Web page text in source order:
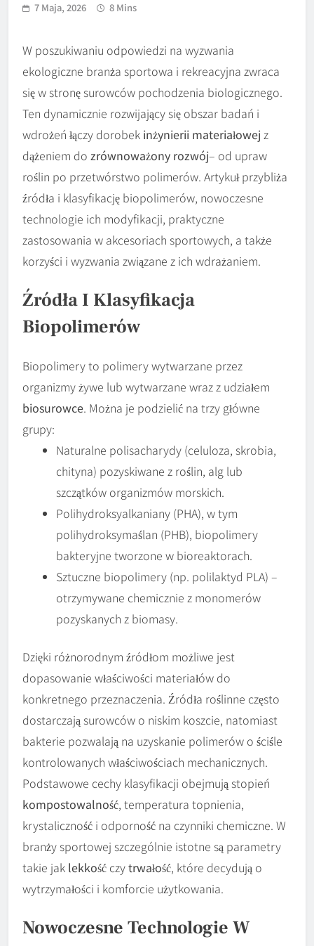
7 Maja, 2026 8 Mins
W poszukiwaniu odpowiedzi na wyzwania
ekologiczne branża sportowa i rekreacyjna zwraca
się w stronę surowców pochodzenia biologicznego.
Ten dynamicznie rozwijający się obszar badań i
wdrożeń łączy dorobek inżynierii materiałowej z
dążeniem do zrównoważony rozwój– od upraw
roślin po przetwórstwo polimerów. Artykuł przybliża
źródła i klasyfikację biopolimerów, nowoczesne
technologie ich modyfikacji, praktyczne
zastosowania w akcesoriach sportowych, a także
korzyści i wyzwania związane z ich wdrażaniem.
Źródła I Klasyfikacja
Biopolimerów
Biopolimery to polimery wytwarzane przez
organizmy żywe lub wytwarzane wraz z udziałem
biosurowce. Można je podzielić na trzy główne
grupy:
Naturalne polisacharydy (celuloza, skrobia,
chityna) pozyskiwane z roślin, alg lub
szczątków organizmów morskich.
Polihydroksyalkaniany (PHA), w tym
polihydroksymaślan (PHB), biopolimery
bakteryjne tworzone w bioreaktorach.
Sztuczne biopolimery (np. polilaktyd PLA) –
otrzymywane chemicznie z monomerów
pozyskanych z biomasy.
Dzięki różnorodnym źródłom możliwe jest
dopasowanie właściwości materiałów do
konkretnego przeznaczenia. Źródła roślinne często
dostarczają surowców o niskim koszcie, natomiast
bakterie pozwalają na uzyskanie polimerów o ściśle
kontrolowanych właściwościach mechanicznych.
Podstawowe cechy klasyfikacji obejmują stopień
kompostowalność, temperatura topnienia,
krystaliczność i odporność na czynniki chemiczne. W
branży sportowej szczególnie istotne są parametry
takie jak lekkość czytrwałość, które decydują o
wytrzymałości i komforcie użytkowania.
Nowoczesne Technologie W